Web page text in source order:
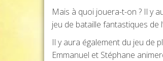
Mais à quoi jouera-t-on ? Il y
jeu de bataille fantastiques de
Il y aura également du jeu de
Emmanuel et Stéphane